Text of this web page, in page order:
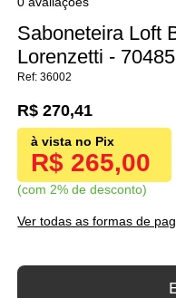
Saboneteira Loft
Lorenzetti -
36002
R$ 265,00
com 2% de desconto
R$ 270,41
Ver todas as formas de